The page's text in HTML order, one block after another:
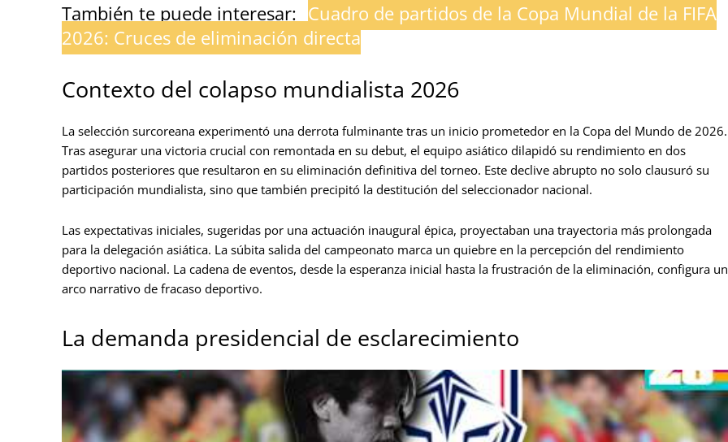
También te puede interesar: Cuadro de partidos de la Copa Mundial de la FIFA
2026: Cruces de eliminación directa
Contexto del colapso mundialista 2026
La selección surcoreana experimentó una derrota fulminante tras un inicio prometedor en la Copa del Mundo de 2026.
Tras asegurar una victoria crucial con remontada en su debut, el equipo asiático dilapidó su rendimiento en dos
partidos posteriores que resultaron en su eliminación definitiva del torneo. Este declive abrupto no solo clausuró su
participación mundialista, sino que también precipitó la destitución del seleccionador nacional.
Las expectativas iniciales, sugeridas por una actuación inaugural épica, proyectaban una trayectoria más prolongada
para la delegación asiática. La súbita salida del campeonato marca un quiebre en la percepción del rendimiento
deportivo nacional. La cadena de eventos, desde la esperanza inicial hasta la frustración de la eliminación, configura un
arco narrativo de fracaso deportivo.
La demanda presidencial de esclarecimiento